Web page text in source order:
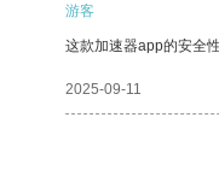
游客
这款加速器app的安全
2025-09-11